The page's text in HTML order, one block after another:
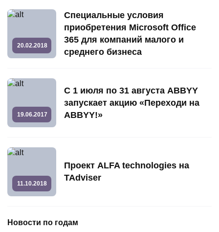
20.02.2018
Специальные условия
приобретения Microsoft Office
365 для компаний малого и
среднего бизнеса
19.06.2017
С 1 июля по 31 августа ABBYY
запускает акцию «Переходи на
ABBYY!»
11.10.2018
Проект ALFA technologies на
TAdviser
Новости по годам